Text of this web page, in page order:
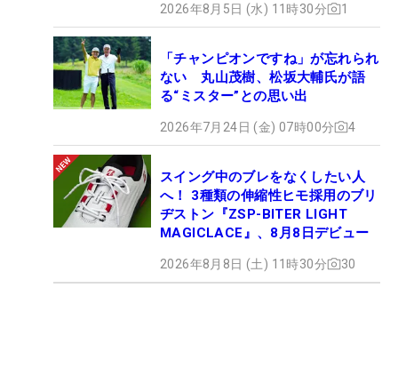
2026年8月5日 (水) 11時30分 1
「チャンピオンですね」が忘れられ
ない 丸山茂樹、松坂大輔氏が語
る“ミスター”との思い出
2026年7月24日 (金) 07時00分 4
スイング中のブレをなくしたい人
へ！ 3種類の伸縮性ヒモ採用のブリ
ヂストン『ZSP-BITER LIGHT
MAGICLACE』、8月8日デビュー
2026年8月8日 (土) 11時30分 30